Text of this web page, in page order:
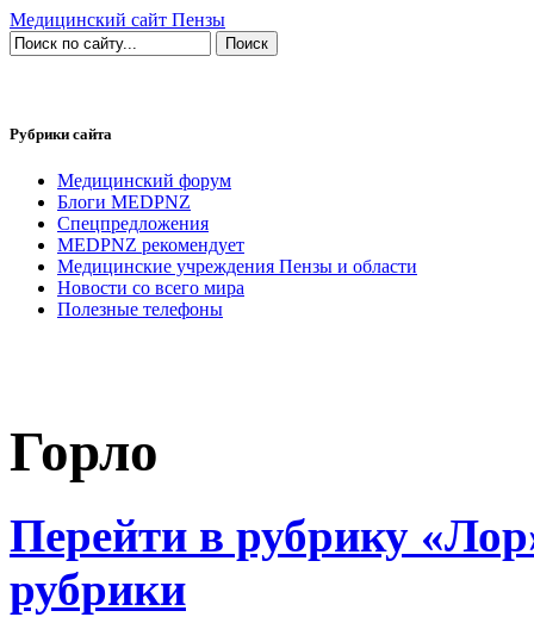
Медицинский сайт Пензы
Рубрики сайта
Медицинский форум
Блоги MEDPNZ
Спецпредложения
MEDPNZ рекомендует
Медицинские учреждения Пензы и области
Новости со всего мира
Полезные телефоны
Горло
Перейти в рубрику
рубрики